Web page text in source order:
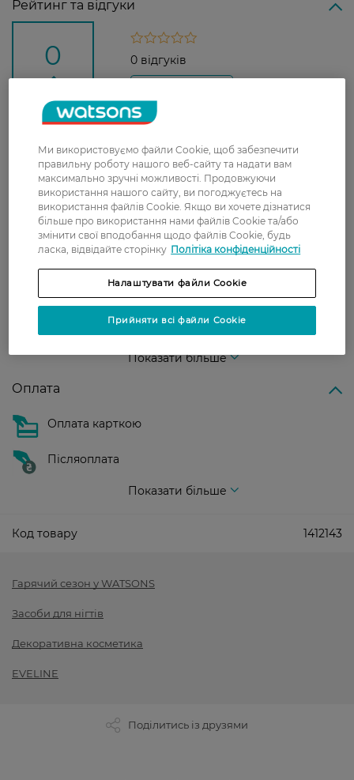
Рейтинг та відгуки
0 0 відгуків
Нова пошта
У відділення Нової пошти - 99 грн,
безкоштовно від 699 грн
Укрпошта
Вартість доставки - 79 грн, безкоштовна
доставка від - 599 грн
Вартість доставки - 0 грн
Показати більше
Оплата
Оплата карткою
Післяоплата
Показати більше
Код товару 1412143
Гарячий сезон у WATSONS
Засоби для нігтів
Декоративна косметика
EVELINE
Поділитись із друзями
Ми використовуємо файли Cookie, щоб забезпечити
правильну роботу нашого веб-сайту та надати вам
максимально зручні можливості. Продовжуючи
використання нашого сайту, ви погоджуєтесь на
використання файлів Cookie. Якщо ви хочете дізнатися
більше про використання нами файлів Cookie та/або
змінити свої вподобання щодо файлів Cookie, будь
ласка, відвідайте сторінку Політіка конфіденційності
Налаштувати файли Cookie
Прийняти всі файли Cookie